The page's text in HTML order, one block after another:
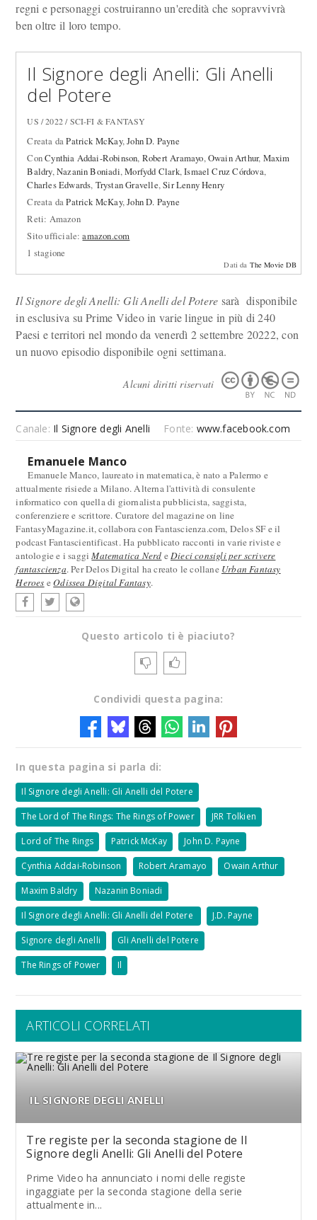
regni e personaggi costruiranno un'eredità che sopravvivrà
ben oltre il loro tempo.
Il Signore degli Anelli: Gli Anelli
del Potere
US / 2022 / SCI-FI & FANTASY
Creata daPatrick McKay,John D. Payne
ConCynthia Addai-Robinson, Robert Aramayo,Owain Arthur, Maxim
Baldry,Nazanin Boniadi,Morfydd Clark,Ismael Cruz Córdova,
Charles Edwards, Trystan Gravelle,Sir Lenny Henry
Creata daPatrick McKay,John D. Payne
Reti: Amazon
Sito ufficiale:amazon.com
1 stagione
Dati da The Movie DB
Il Signore degli Anelli: Gli Anelli del Potere sarà disponibile
in esclusiva su Prime Video in varie lingue in più di 240
Paesi e territori nel mondo da venerdì 2 settembre 20222, con
un nuovo episodio disponibile ogni settimana.
Alcuni diritti riservati
Canale: Il Signore degli Anelli Fonte: www.facebook.com
Emanuele Manco
Emanuele Manco, laureato in matematica, è nato a Palermo e
attualmente risiede a Milano. Alterna l'attività di consulente
informatico con quella di giornalista pubblicista, saggista,
conferenziere e scrittore. Curatore del magazine on line
FantasyMagazine.it, collabora con Fantascienza.com, Delos SF e il
podcast Fantascientificast. Ha pubblicato racconti in varie riviste e
antologie e i saggiMatematica Nerd eDieci consigli per scrivere
fantascienza. Per Delos Digital ha creato le collane Urban Fantasy
Heroes eOdissea Digital Fantasy.
Questo articolo ti è piaciuto?
Condividi questa pagina:
In questa pagina si parla di:
Il Signore degli Anelli: Gli Anelli del Potere
The Lord of The Rings: The Rings of Power JRR Tolkien
Lord of The Rings Patrick McKay John D. Payne
Cynthia Addai-Robinson Robert Aramayo Owain Arthur
Maxim Baldry Nazanin Boniadi
Il Signore degli Anelli: Gli Anelli del Potere J.D. Payne
Signore degli Anelli Gli Anelli del Potere
The Rings of Power Il
ARTICOLI CORRELATI
IL SIGNORE DEGLI ANELLI
Tre registe per la seconda stagione de Il
Signore degli Anelli: Gli Anelli del Potere
Prime Video ha annunciato i nomi delle registe
ingaggiate per la seconda stagione della serie
attualmente in...